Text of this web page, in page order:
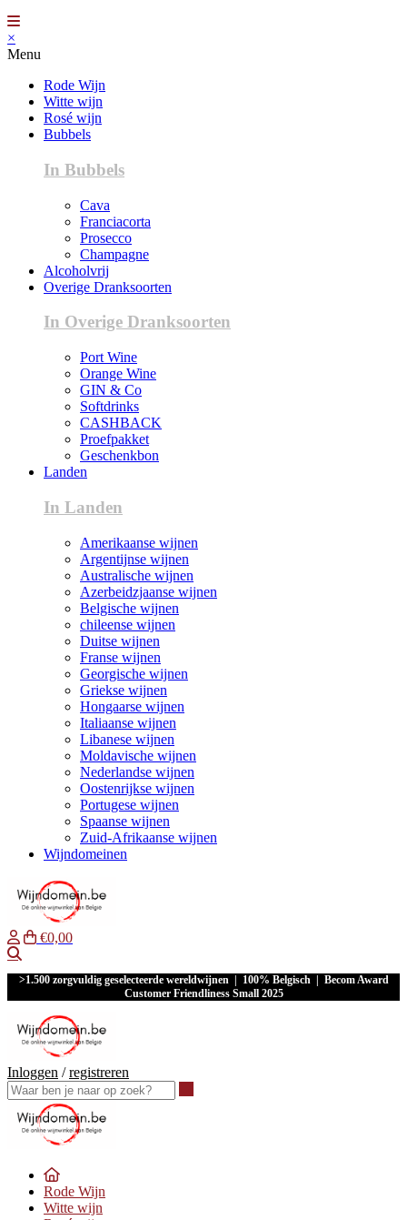
×
Menu
Rode Wijn
Witte wijn
Rosé wijn
Bubbels
In Bubbels
Cava
Franciacorta
Prosecco
Champagne
Alcoholvrij
Overige Dranksoorten
In Overige Dranksoorten
Port Wine
Orange Wine
GIN & Co
Softdrinks
CASHBACK
Proefpakket
Geschenkbon
Landen
In Landen
Amerikaanse wijnen
Argentijnse wijnen
Australische wijnen
Azerbeidzjaanse wijnen
Belgische wijnen
chileense wijnen
Duitse wijnen
Franse wijnen
Georgische wijnen
Griekse wijnen
Hongaarse wijnen
Italiaanse wijnen
Libanese wijnen
Moldavische wijnen
Nederlandse wijnen
Oostenrijkse wijnen
Portugese wijnen
Spaanse wijnen
Zuid-Afrikaanse wijnen
Wijndomeinen
€0,00
>1.500 zorgvuldig geselecteerde wereldwijnen | 100% Belgisch | Becom Award
Customer Friendliness Small 2025
Inloggen /registreren
Rode Wijn
Witte wijn